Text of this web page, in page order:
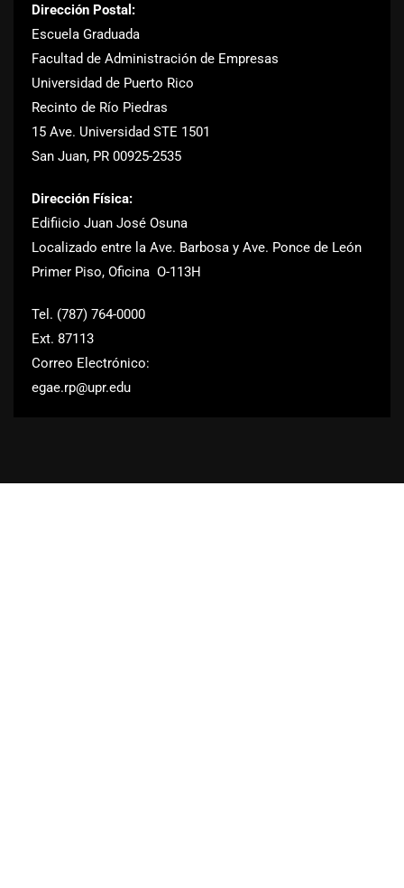
Dirección Postal:
Escuela Graduada
Facultad de Administración de Empresas
Universidad de Puerto Rico
Recinto de Río Piedras
15 Ave. Universidad STE 1501
San Juan, PR 00925-2535
Dirección Física:
Edifiicio Juan José Osuna
Localizado entre la Ave. Barbosa y Ave. Ponce de León
Primer Piso, Oficina O-113H
Tel. (787) 764-0000
Ext. 87113
Correo Electrónico:
egae.rp@upr.edu